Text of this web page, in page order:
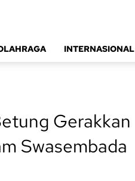
INTERNASIONAL
Gerakkan
Swasembada